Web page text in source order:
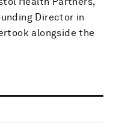
Director in
alongside the